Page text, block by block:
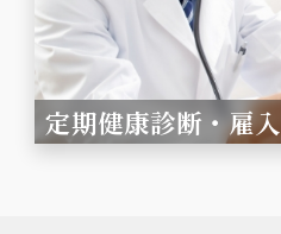
定期健康診断・雇